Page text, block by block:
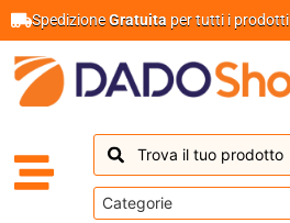
SpedizioneGratuita per tutti i prodotti